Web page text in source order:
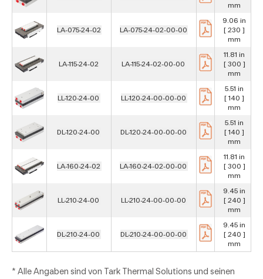
mm
LA-075-24-02 LA-075-24-02-00-00
9.06 in
[ 230 ]
mm
LA-115-24-02 LA-115-24-02-00-00
11.81 in
[ 300 ]
mm
LL-120-24-00 LL-120-24-00-00-00
5.51 in
[ 140 ]
mm
DL-120-24-00 DL-120-24-00-00-00
5.51 in
[ 140 ]
mm
LA-160-24-02 LA-160-24-02-00-00
11.81 in
[ 300 ]
mm
LL-210-24-00 LL-210-24-00-00-00
9.45 in
[ 240 ]
mm
DL-210-24-00 DL-210-24-00-00-00
9.45 in
[ 240 ]
mm
* Alle Angaben sind von Tark Thermal Solutions und seinen